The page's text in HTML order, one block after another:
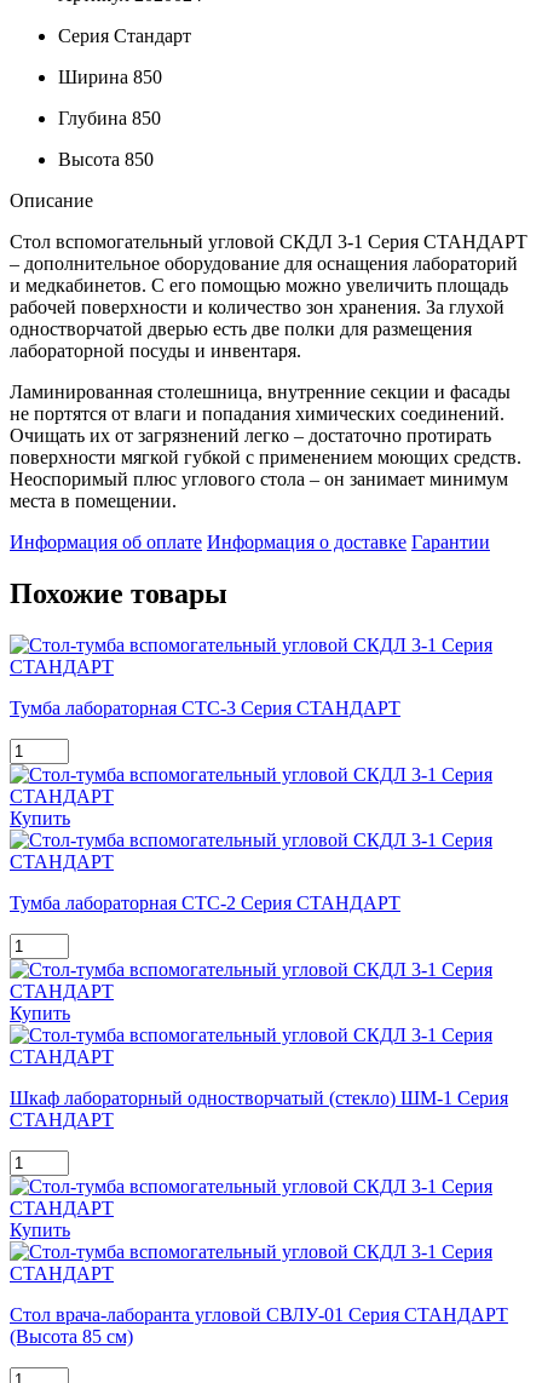
Серия Стандарт
Ширина 850
Глубина 850
Высота 850
Описание
Стол вспомогательный угловой СКДЛ 3-1 Серия СТАНДАРТ
– дополнительное оборудование для оснащения лабораторий
и медкабинетов. С его помощью можно увеличить площадь
рабочей поверхности и количество зон хранения. За глухой
одностворчатой дверью есть две полки для размещения
лабораторной посуды и инвентаря.
Ламинированная столешница, внутренние секции и фасады
не портятся от влаги и попадания химических соединений.
Очищать их от загрязнений легко – достаточно протирать
поверхности мягкой губкой с применением моющих средств.
Неоспоримый плюс углового стола – он занимает минимум
места в помещении.
Информация об оплате Информация о доставке Гарантии
Похожие товары
Тумба лабораторная СТС-3 Серия СТАНДАРТ
Купить
Тумба лабораторная СТС-2 Серия СТАНДАРТ
Купить
Шкаф лабораторный одностворчатый (стекло) ШМ-1 Серия
СТАНДАРТ
Купить
Стол врача-лаборанта угловой СВЛУ-01 Серия СТАНДАРТ
(Высота 85 см)